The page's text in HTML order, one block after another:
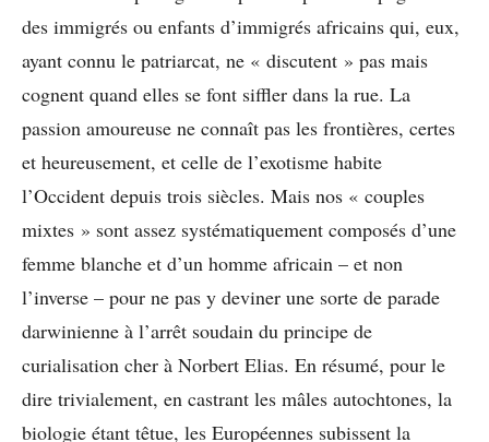
des immigrés ou enfants d’immigrés africains qui, eux,
ayant connu le patriarcat, ne « discutent » pas mais
cognent quand elles se font siffler dans la rue. La
passion amoureuse ne connaît pas les frontières, certes
et heureusement, et celle de l’exotisme habite
l’Occident depuis trois siècles. Mais nos « couples
mixtes » sont assez systématiquement composés d’une
femme blanche et d’un homme africain – et non
l’inverse – pour ne pas y deviner une sorte de parade
darwinienne à l’arrêt soudain du principe de
curialisation cher à Norbert Elias. En résumé, pour le
dire trivialement, en castrant les mâles autochtones, la
biologie étant têtue, les Européennes subissent la